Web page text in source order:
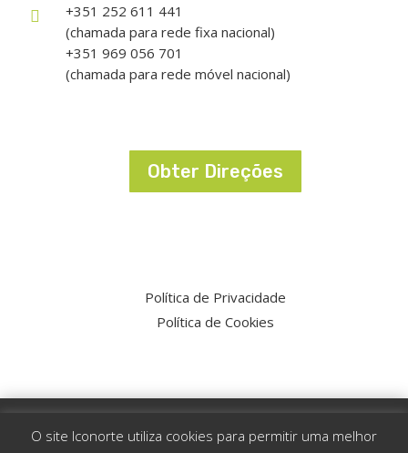

+351 252 611 441
(chamada para rede fixa nacional)
+351 969 056 701
(chamada para rede móvel nacional)
Obter Direções
Política de Privacidade
Política de Cookies
Powered by SKySIGMA
O site Iconorte utiliza cookies para permitir uma melhor